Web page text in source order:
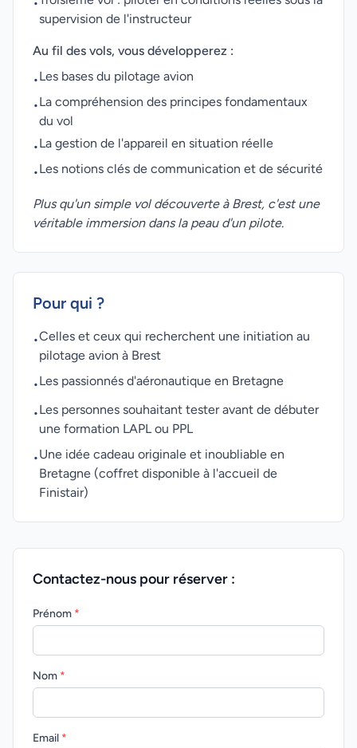
supervision de l'instructeur
Au fil des vols, vous développerez :
•Les bases du pilotage avion
•La compréhension des principes fondamentaux
du vol
•La gestion de l'appareil en situation réelle
•Les notions clés de communication et de sécurité
Plus qu'un simple vol découverte à Brest, c'est une
véritable immersion dans la peau d'un pilote.
Pour qui ?
•Celles et ceux qui recherchent une initiation au
pilotage avion à Brest
•Les passionnés d'aéronautique en Bretagne
•Les personnes souhaitant tester avant de débuter
une formation LAPL ou PPL
•Une idée cadeau originale et inoubliable en
Bretagne (coffret disponible à l'accueil de
Finistair)
Contactez-nous pour réserver :
Prénom *
Nom *
Email *